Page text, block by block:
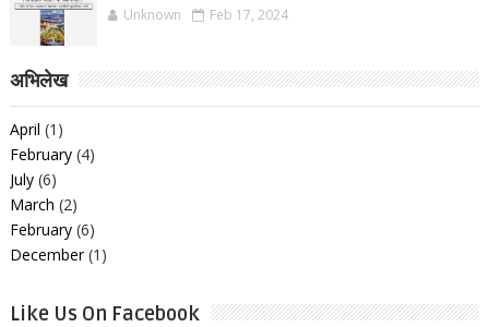
Unknown Feb 17, 2024
अभिलेख
April (1)
February(4)
July(6)
March (2)
February(6)
December(1)
Like Us On Facebook